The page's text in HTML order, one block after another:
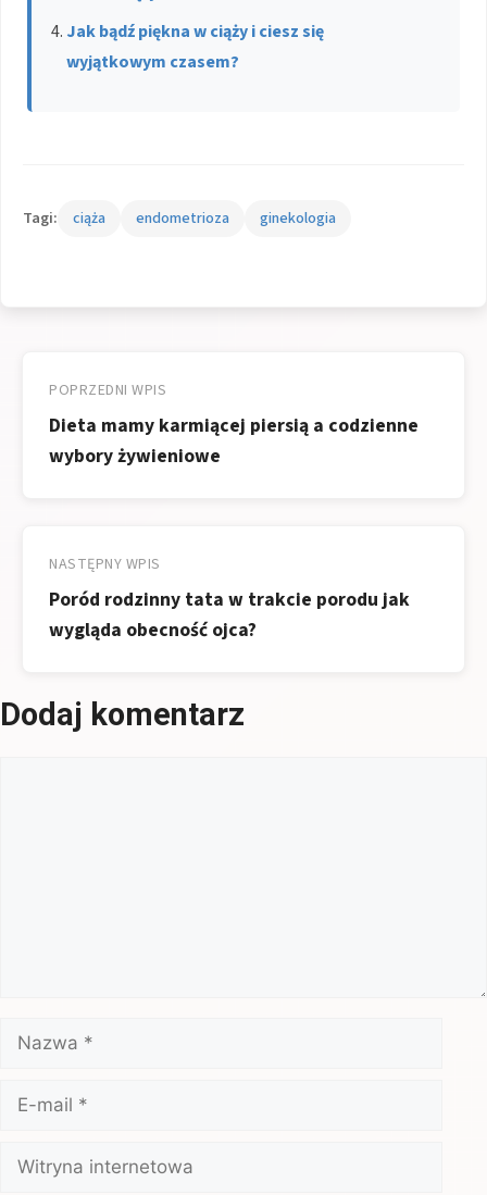
Jak bądź piękna w ciąży i ciesz się
wyjątkowym czasem?
Tagi: ciąża endometrioza ginekologia
wpisu
POPRZEDNI WPIS
Dieta mamy karmiącej piersią a codzienne
wybory żywieniowe
NASTĘPNY WPIS
Poród rodzinny tata w trakcie porodu jak
wygląda obecność ojca?
Dodaj komentarz
Nazwa
mail
Witryna
internetowa